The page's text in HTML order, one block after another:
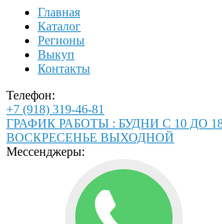
Главная
Каталог
Регионы
Выкуп
Контакты
Телефон:
+7 (918) 319-46-81
ГРАФИК РАБОТЫ : БУДНИ С 10 ДО
ВОСКРЕСЕНЬЕ ВЫХОДНОЙ
Мессенджеры: